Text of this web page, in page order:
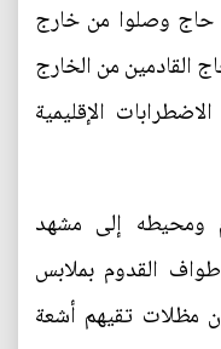
أكثر من 1.52 مليون حاج وصلوا من خارج
القادمين من الخارج
الإقليمية
ومحيطه إلى مشهد
القدوم بملابس
مظلات تقيهم أشعة